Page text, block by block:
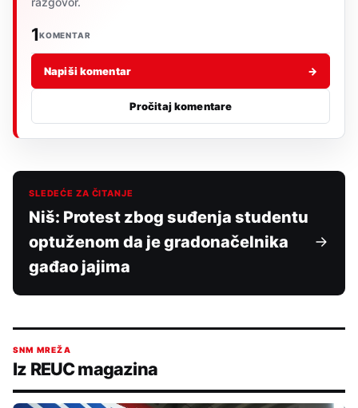
1KOMENTAR
Napiši komentar →
Pročitaj komentare
SLEDEĆE ZA ČITANJE
Niš: Protest zbog suđenja studentu
optuženom da je gradonačelnika
gađao jajima
SNM MREŽA
Iz REUC magazina